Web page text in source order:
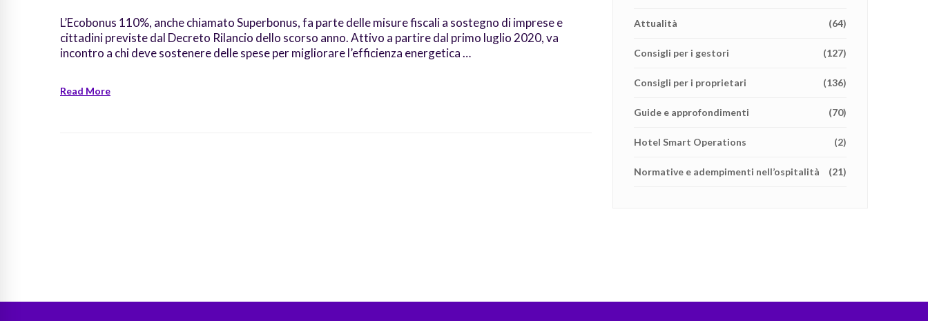
L’Ecobonus 110%, anche chiamato Superbonus, fa parte delle misure fiscali a sostegno di imprese e
cittadini previste dal Decreto Rilancio dello scorso anno. Attivo a partire dal primo luglio 2020, va
incontro a chi deve sostenere delle spese per migliorare l’efficienza energetica …
Read More
Attualità (64)
Consigli per i gestori (127)
Consigli per i proprietari (136)
Guide e approfondimenti (70)
Hotel Smart Operations (2)
Normative e adempimenti nell’ospitalità (21)